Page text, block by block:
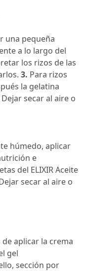
una pequeña
a lo largo del
los rizos de las
3. Para rizos
la gelatina
Dejar secar al aire o
húmedo, aplicar
e
del ELIXIR Aceite
secar al aire o
aplicar la crema
gel
sección por